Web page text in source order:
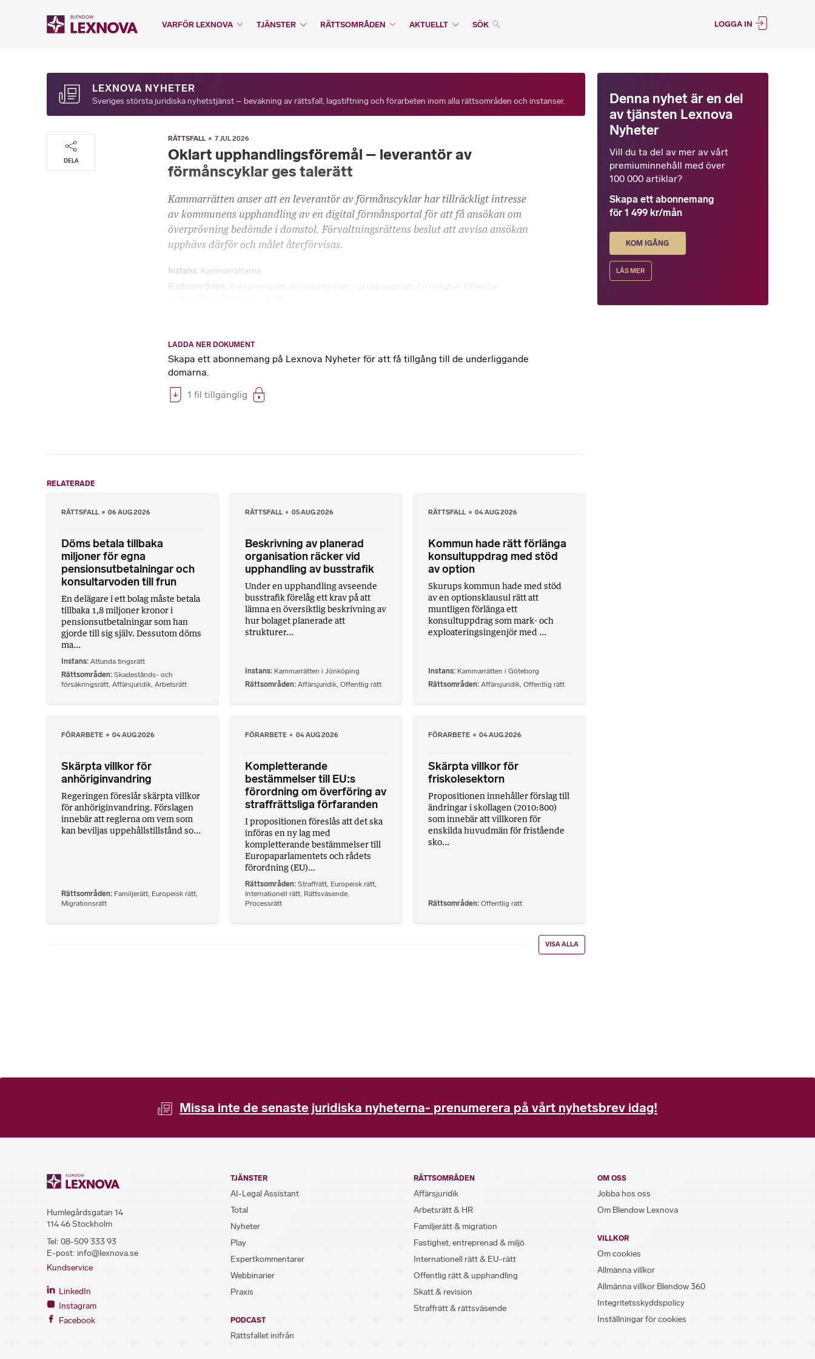
VARFÖR LEXNOVA TJÄNSTER RÄTTSOMRÅDEN AKTUELLT SÖK LOGGA IN
LEXNOVA NYHETER
Sveriges största juridiska nyhetstjänst – bevakning av rättsfall, lagstiftning och förarbeten inom alla rättsområden och instanser.
DELA
RÄTTSFALL 7 JUL 2026
Oklart upphandlingsföremål – leverantör av
förmånscyklar ges talerätt
Kammarrätten anser att en leverantör av förmånscyklar har tillräckligt intresse
av kommunens upphandling av en digital förmånsportal för att få ansökan om
överprövning bedömde i domstol. Förvaltningsrättens beslut att avvisa ansökan
upphävs därför och målet återförvisas.
Instans Kammarrätterna
LADDA NER DOKUMENT
Skapa ett abonnemang på Lexnova Nyheter för att få tillgång till de underliggande
domarna.
1 fil tillgänglig
RELATERADE
RÄTTSFALL 06 AUG 2026
Döms betala tillbaka
miljoner för egna
pensionsutbetalningar och
konsultarvoden till frun
En delägare i ett bolag måste betala
tillbaka 1,8 miljoner kronor i
pensionsutbetalningar som han
gjorde till sig själv. Dessutom döms
ma...
Instans Attunda tingsrätt
Rättsområden Skadestånds- och
försäkringsrätt Affärsjuridik Arbetsrätt
RÄTTSFALL 05 AUG 2026
Beskrivning av planerad
organisation räcker vid
upphandling av busstrafik
Under en upphandling avseende
busstrafik förelåg ett krav på att
lämna en översiktlig beskrivning av
hur bolaget planerade att
strukturer...
Instans Kammarrätten i Jönköping
Rättsområden Affärsjuridik, Offentlig rätt
RÄTTSFALL 04 AUG 2026
Kommun hade rätt förlänga
konsultuppdrag med stöd
av option
Skurups kommun hade med stöd
av en optionsklausul rätt att
muntligen förlänga ett
konsultuppdrag som mark- och
exploateringsingenjör med ...
Instans Kammarrätten i Göteborg
Rättsområden Affärsjuridik Offentlig rätt
FÖRARBETE 04 AUG 2026
Skärpta villkor för
anhöriginvandring
Regeringen föreslår skärpta villkor
för anhöriginvandring. Förslagen
innebär att reglerna om vem som
kan beviljas uppehållstillstånd so...
Rättsområden Familjerätt Europeisk rätt
Migrationsrätt
FÖRARBETE 04 AUG 2026
Kompletterande
bestämmelser till EU:s
förordning om överföring av
straffrättsliga förfaranden
I propositionen föreslås att det ska
införas en ny lag med
kompletterande bestämmelser till
Europaparlamentets och rådets
förordning (EU)...
Rättsområden Straffrätt, Europeisk rätt,
Internationell rätt, Rättsväsende,
Processrätt
FÖRARBETE 04 AUG 2026
Skärpta villkor för
friskolesektorn
Propositionen innehåller förslag till
ändringar i skollagen (2010:800)
som innebär att villkoren för
enskilda huvudmän för fristående
sko...
Rättsområden Offentlig rätt
VISA ALLA
Denna nyhet är en del
av tjänsten Lexnova
Nyheter
Vill du ta del av mer av vårt
premiuminnehåll med över
100 000 artiklar?
Skapa ett abonnemang
för 1 499 kr/mån
KOM IGÅNG
LÄS MER
Missa inte de senaste juridiska nyheterna- prenumerera på vårt nyhetsbrev idag!
Humlegårdsgatan 14
114 46 Stockholm
Tel: 08-509 333 93
E-post: info@lexnova.se
Kundservice
LinkedIn
Instagram
Facebook
TJÄNSTER
AI-Legal Assistant
Total
Nyheter
Play
Expertkommentarer
Webbinarier
Praxis
PODCAST
Rättsfallet inifrån
RÄTTSOMRÅDEN
Affärsjuridik
Arbetsrätt & HR
Familjerätt & migration
Fastighet, entreprenad & miljö
Internationell rätt & EU-rätt
Offentlig rätt & upphandling
Skatt & revision
Straffrätt & rättsväsende
OM OSS
Jobba hos oss
Om Blendow Lexnova
VILLKOR
Om cookies
Allmänna villkor
Allmänna villkor Blendow 360
Integritetsskyddspolicy
Inställningar för cookies